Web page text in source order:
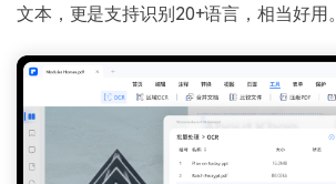
文本，更是支持识别20+语言，相当好用。